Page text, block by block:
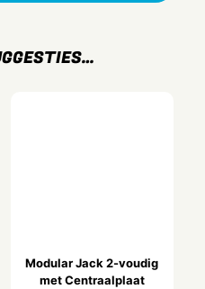
Modular Jack 2-voudig
met Centraalplaat